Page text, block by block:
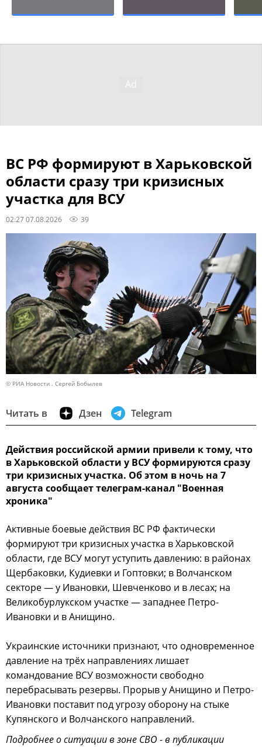
ВС РФ формируют в Харьковской
области сразу три кризисных
участка для ВСУ
02:27 07.08.2026 39
© РИА Новости . Сергей Бобылев
Читать в Дзен Telegram
Действия российской армии привели к тому, что
в Харьковской области у ВСУ формируются сразу
три кризисных участка. Об этом в ночь на 7
августа сообщает телеграм-канал "Военная
хроника"
Активные боевые действия ВС РФ фактически
формируют три кризисных участка в Харьковской
области, где ВСУ могут уступить давлению: в районах
Щербаковки, Кудиевки и Гоптовки; в Волчанском
секторе — у Ивановки, Шевченково и в лесах; на
Великобурлукском участке — западнее Петро-
Ивановки и в Анищино.
Украинские источники признают, что одновременное
давление на трёх направлениях лишает
командование ВСУ возможности свободно
перебрасывать резервы. Прорыв у Анищино и Петро-
Ивановки поставит под угрозу оборону на стыке
Купянского и Волчанского направлений.
Подробнее о ситуации в зоне СВО - в публикации